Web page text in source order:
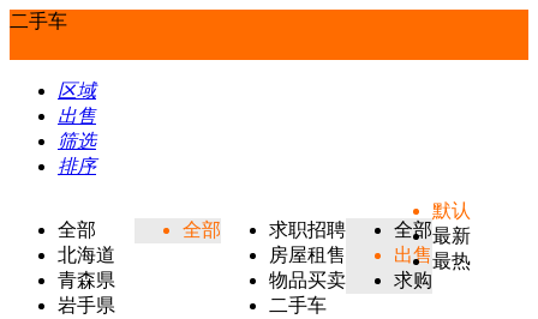
二手车
区域
出售
筛选
排序
全部
北海道
青森県
岩手県
全部
求职招聘
房屋租售
物品买卖
二手车
全部
出售
求购
默认
最新
最热